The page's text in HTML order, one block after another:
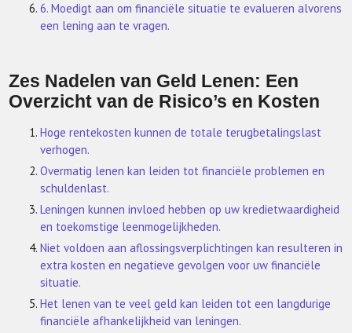
6. Moedigt aan om financiële situatie te evalueren alvorens
een lening aan te vragen.
Zes Nadelen van Geld Lenen: Een
Overzicht van de Risico’s en Kosten
Hoge rentekosten kunnen de totale terugbetalingslast
verhogen.
Overmatig lenen kan leiden tot financiële problemen en
schuldenlast.
Leningen kunnen invloed hebben op uw kredietwaardigheid
en toekomstige leenmogelijkheden.
Niet voldoen aan aflossingsverplichtingen kan resulteren in
extra kosten en negatieve gevolgen voor uw financiële
situatie.
Het lenen van te veel geld kan leiden tot een langdurige
financiële afhankelijkheid van leningen.